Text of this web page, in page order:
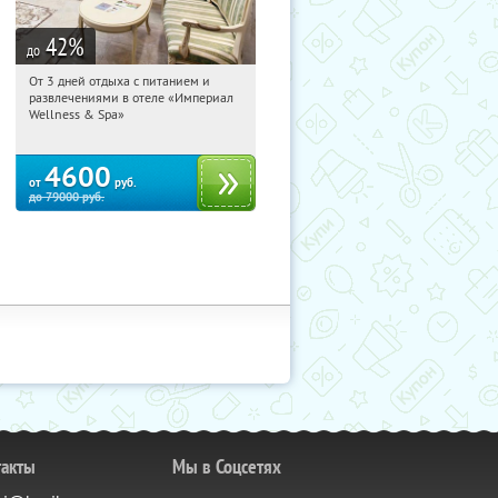
до 42%
00:08:09 Купили:
Калужская обл., г. Обнинск, Киевское
От 3 дней отдыха с питанием и
развлечениями в отеле «Империал
Wellness & Spa»
от 4600 руб.
до79000руб.
Мы в Соцсетях